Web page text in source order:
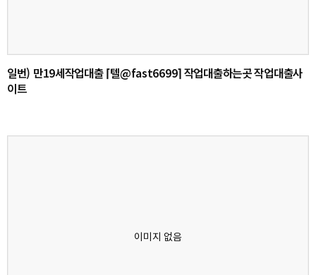
일번) 만19세작업대출 ⌈텔@fast6699⌉ 작업대출하는곳 작업대출사
이트